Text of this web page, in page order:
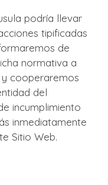
podría llevar
tipificadas
de
normativa a
cooperaremos
del
incumplimiento
inmediatamente
Sitio Web.